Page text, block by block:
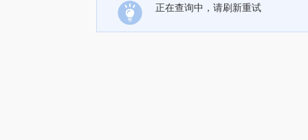
正在查询中，请刷新重试